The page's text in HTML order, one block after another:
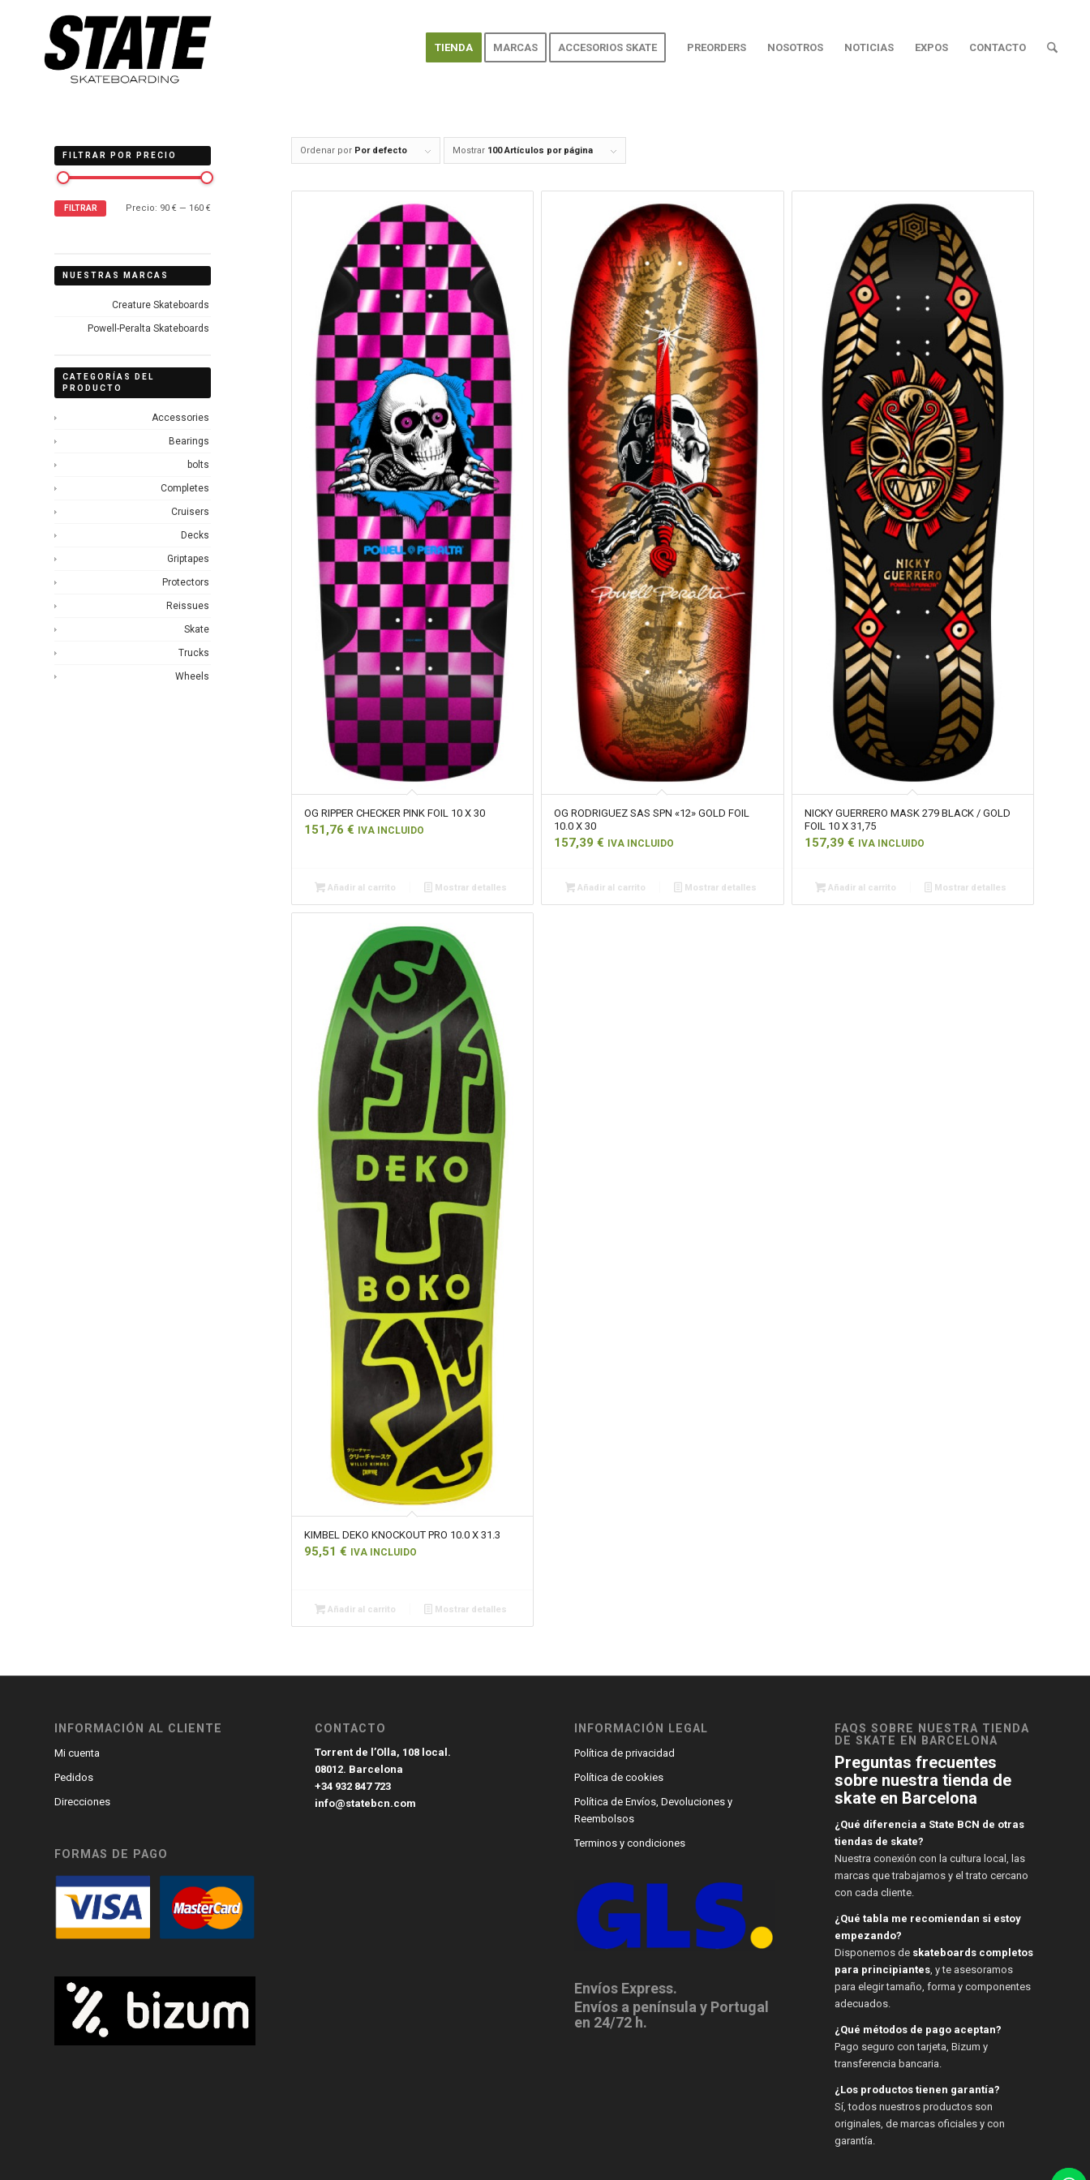
TIENDA MARCAS ACCESORIOS SKATE PREORDERS NOSOTROS NOTICIAS EXPOS CONTACTO
Ordenar por Por defecto Mostrar 100 Artículos por página
OG RIPPER CHECKER PINK FOIL 10 X 30
151,76 € IVA INCLUIDO
Añadir al carrito Mostrar detalles
OG RODRIGUEZ SAS SPN «12» GOLD FOIL
10.0 X 30
157,39€ IVA INCLUIDO
Añadir al carrito Mostrar detalles
NICKY GUERRERO MASK 279 BLACK / GOLD
FOIL 10 X 31,75
157,39 € IVA INCLUIDO
Añadir al carrito Mostrar detalles
KIMBEL DEKO KNOCKOUT PRO 10.0 X 31.3
95,51 € IVA INCLUIDO
Añadir al carrito Mostrar detalles
FILTRAR POR PRECIO
FILTRAR Precio: 90 € — 160 €
NUESTRAS MARCAS
Creature Skateboards
Powell-Peralta Skateboards
CATEGORÍAS DEL
PRODUCTO
Accessories
Bearings
bolts
Completes
Cruisers
Decks
Griptapes
Protectors
Reissues
Skate
Trucks
Wheels
INFORMACIÓN AL CLIENTE
Mi cuenta
Pedidos
Direcciones
FORMAS DE PAGO
CONTACTO
Torrent de l’Olla, 108 local.
08012. Barcelona
+34 932 847 723
info@statebcn.com
INFORMACIÓN LEGAL
Política de privacidad
Política de cookies
Política de Envíos, Devoluciones y
Reembolsos
Terminos y condiciones
Envíos Express.
Envíos a península y Portugal
en 24/72 h.
FAQS SOBRE NUESTRA TIENDA
DE SKATE EN BARCELONA
Preguntas frecuentes
sobre nuestra tienda de
skate en Barcelona
¿Qué diferencia a State BCN de otras
tiendas de skate?
Nuestra conexión con la cultura local, las
marcas que trabajamos y el trato cercano
con cada cliente.
¿Qué tabla me recomiendan si estoy
empezando?
Disponemos de skateboards completos
para principiantes, y te asesoramos
para elegir tamaño, forma y componentes
adecuados.
¿Qué métodos de pago aceptan?
Pago seguro con tarjeta, Bizum y
transferencia bancaria.
¿Los productos tienen garantía?
Sí, todos nuestros productos son
originales, de marcas oficiales y con
garantía.